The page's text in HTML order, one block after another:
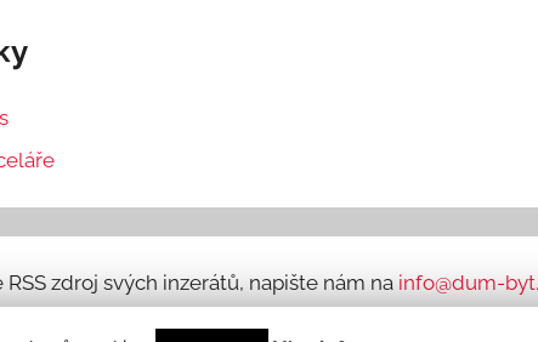
zdroj svých inzerátů, napište nám na info@dum-